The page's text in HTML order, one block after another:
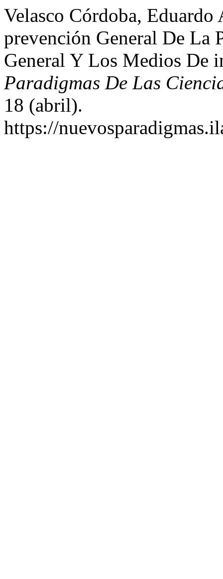
Velasco Córdoba,
prevención General De La
General Y Los Medios De
Paradigmas De Las
18 (abril).
https://